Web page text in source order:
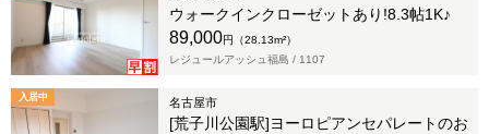
ウォークインクローゼットあり!8.3帖1K♪
89,000円（28.13m²）
レジュールアッシュ福島 / 1107
入居中 名古屋市
[荒子川公園駅]ヨーロピアンセパレートのお